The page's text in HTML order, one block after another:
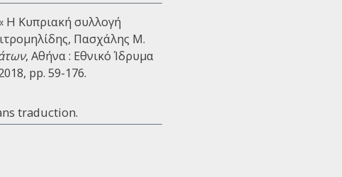
Η Κυπριακή συλλογή
Πασχάλης Μ.
, Αθήνα : Εθνικό Ίδρυμα
pp. 59-176.
traduction.